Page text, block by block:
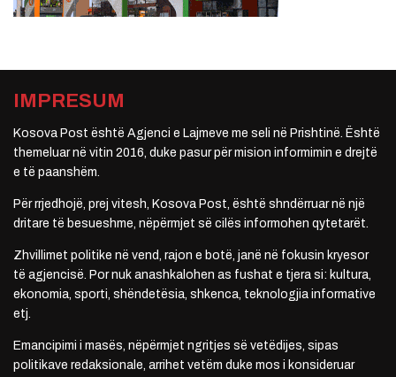
IMPRESUM
Kosova Post është Agjenci e Lajmeve me seli në Prishtinë. Është
themeluar në vitin 2016, duke pasur për mision informimin e drejtë
e të paanshëm.
Për rrjedhojë, prej vitesh, Kosova Post, është shndërruar në një
dritare të besueshme, nëpërmjet së cilës informohen qytetarët.
Zhvillimet politike në vend, rajon e botë, janë në fokusin kryesor
të agjencisë. Por nuk anashkalohen as fushat e tjera si: kultura,
ekonomia, sporti, shëndetësia, shkenca, teknologjia informative
etj.
Emancipimi i masës, nëpërmjet ngritjes së vetëdijes, sipas
politikave redaksionale, arrihet vetëm duke mos i konsideruar